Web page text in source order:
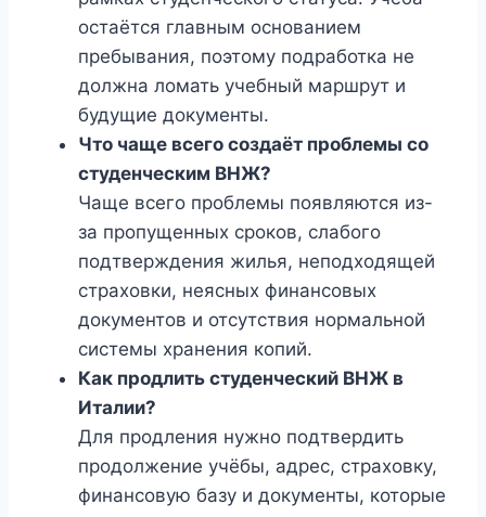
остаётся главным основанием
пребывания, поэтому подработка не
должна ломать учебный маршрут и
будущие документы.
Что чаще всего создаёт проблемы со
студенческим ВНЖ?
Чаще всего проблемы появляются из-
за пропущенных сроков, слабого
подтверждения жилья, неподходящей
страховки, неясных финансовых
документов и отсутствия нормальной
системы хранения копий.
Как продлить студенческий ВНЖ в
Италии?
Для продления нужно подтвердить
продолжение учёбы, адрес, страховку,
финансовую базу и документы, которые